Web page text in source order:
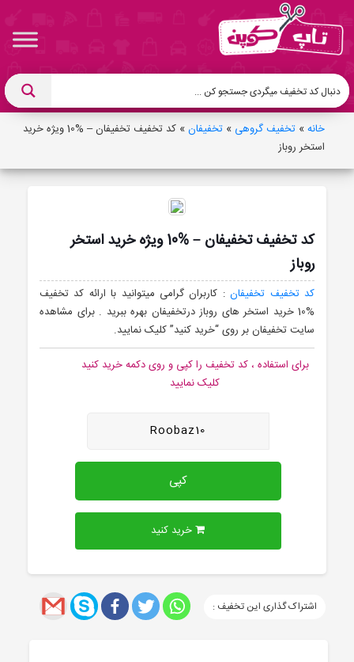
خانه» تخفیف گروهی » تخفیفان»
کد تخفیف تخفیفان – %10 ویژه خرید
استخر روباز
کد تخفیف تخفیفان – %10 ویژه خرید استخر
روباز
کد تخفیف تخفیفان: کاربران گرامی میتوانید با ارائه کد تخفیف
%10 خرید استخر های روباز درتخفیفان بهره ببرید . برای مشاهده
سایت تخفیفان بر روی “خرید کنید” کلیک نمایید.
برای استفاده ، کد تخفیف را کپی و روی دکمه خرید کنید
کلیک نمایید
Roobaz10
کپی
خرید کنید
اشتراک گذاری این تخفیف :